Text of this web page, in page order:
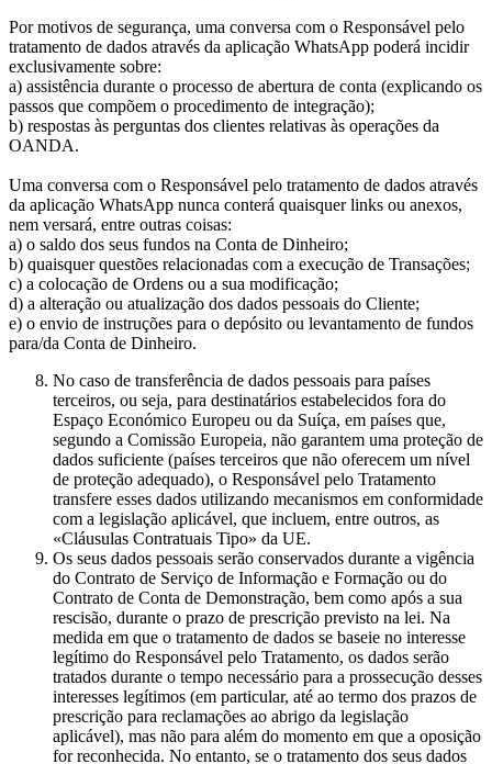
Por motivos de segurança, uma conversa com o Responsável pelo
tratamento de dados através da aplicação WhatsApp poderá incidir
exclusivamente sobre:
a) assistência durante o processo de abertura de conta (explicando os
passos que compõem o procedimento de integração);
b) respostas às perguntas dos clientes relativas às operações da
OANDA.
Uma conversa com o Responsável pelo tratamento de dados através
da aplicação WhatsApp nunca conterá quaisquer links ou anexos,
nem versará, entre outras coisas:
a) o saldo dos seus fundos na Conta de Dinheiro;
b) quaisquer questões relacionadas com a execução de Transações;
c) a colocação de Ordens ou a sua modificação;
d) a alteração ou atualização dos dados pessoais do Cliente;
e) o envio de instruções para o depósito ou levantamento de fundos
para/da Conta de Dinheiro.
No caso de transferência de dados pessoais para países
terceiros, ou seja, para destinatários estabelecidos fora do
Espaço Económico Europeu ou da Suíça, em países que,
segundo a Comissão Europeia, não garantem uma proteção de
dados suficiente (países terceiros que não oferecem um nível
de proteção adequado), o Responsável pelo Tratamento
transfere esses dados utilizando mecanismos em conformidade
com a legislação aplicável, que incluem, entre outros, as
«Cláusulas Contratuais Tipo» da UE.
Os seus dados pessoais serão conservados durante a vigência
do Contrato de Serviço de Informação e Formação ou do
Contrato de Conta de Demonstração, bem como após a sua
rescisão, durante o prazo de prescrição previsto na lei. Na
medida em que o tratamento de dados se baseie no interesse
legítimo do Responsável pelo Tratamento, os dados serão
tratados durante o tempo necessário para a prossecução desses
interesses legítimos (em particular, até ao termo dos prazos de
prescrição para reclamações ao abrigo da legislação
aplicável), mas não para além do momento em que a oposição
for reconhecida. No entanto, se o tratamento dos seus dados